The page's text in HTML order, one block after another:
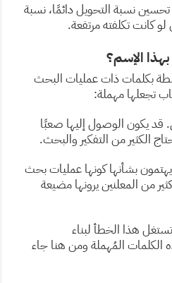
نسبة التحويل دائمًا، نسبة
كانت تكلفته مرتفعة.
الإسم؟
بكلمات ذات عمليات البحث
تجعلها مهملة:
قد يكون الوصول إليها صعبًا
الكثير من التفكير والبحث.
يهتمون بشأنها كونها عمليات بحث
من المعلنين يرونها مضيعة
هذا الخطأ لبناء
الكلمات المُهملة ومن هنا جاء